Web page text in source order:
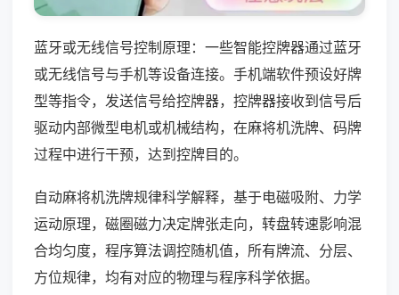
蓝牙或无线信号控制原理：一些智能控牌器通过蓝牙
或无线信号与手机等设备连接。手机端软件预设好牌
型等指令，发送信号给控牌器，控牌器接收到信号后
驱动内部微型电机或机械结构，在麻将机洗牌、码牌
过程中进行干预，达到控牌目的。
自动麻将机洗牌规律科学解释，基于电磁吸附、力学
运动原理，磁圈磁力决定牌张走向，转盘转速影响混
合均匀度，程序算法调控随机值，所有牌流、分层、
方位规律，均有对应的物理与程序科学依据。